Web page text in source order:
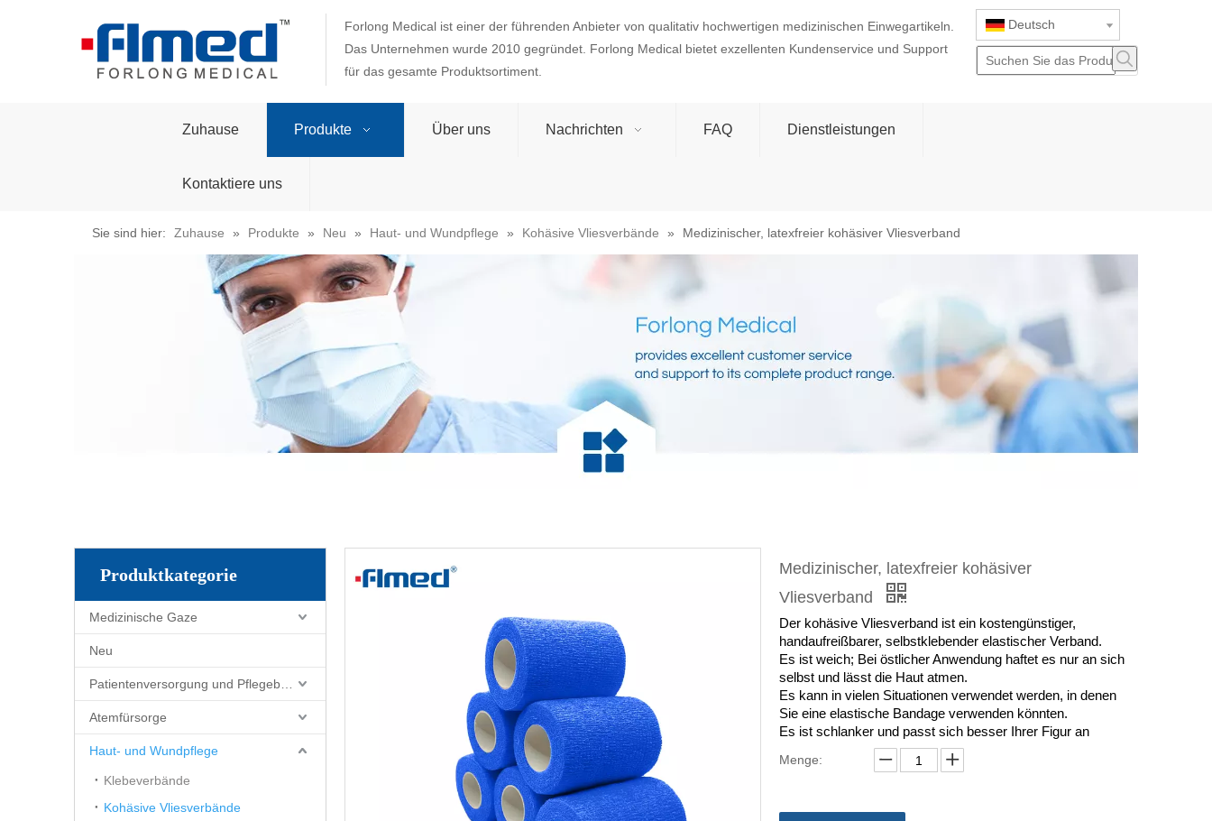
Forlong Medical ist einer der führenden Anbieter von qualitativ hochwertigen medizinischen Einwegartikeln.
Das Unternehmen wurde 2010 gegründet. Forlong Medical bietet exzellenten Kundenservice und Support
für das gesamte Produktsortiment.
Deutsch
Zuhause Produkte Über uns Nachrichten FAQ Dienstleistungen
Kontaktiere uns
Sie sind hier: Zuhause » Produkte » Neu » Haut- und Wundpflege » Kohäsive Vliesverbände » Medizinischer, latexfreier kohäsiver Vliesverband
Produktkategorie
Medizinische Gaze
Neu
Atemfürsorge
Haut- und Wundpflege
Klebeverbände
Kohäsive Vliesverbände
Medizinischer, latexfreier kohäsiver
Vliesverband
Der kohäsive Vliesverband ist ein kostengünstiger,
handaufreißbarer, selbstklebender elastischer Verband.
Es ist weich; Bei östlicher Anwendung haftet es nur an sich
selbst und lässt die Haut atmen.
Es kann in vielen Situationen verwendet werden, in denen
Sie eine elastische Bandage verwenden könnten.
Es ist schlanker und passt sich besser Ihrer Figur an
Menge: